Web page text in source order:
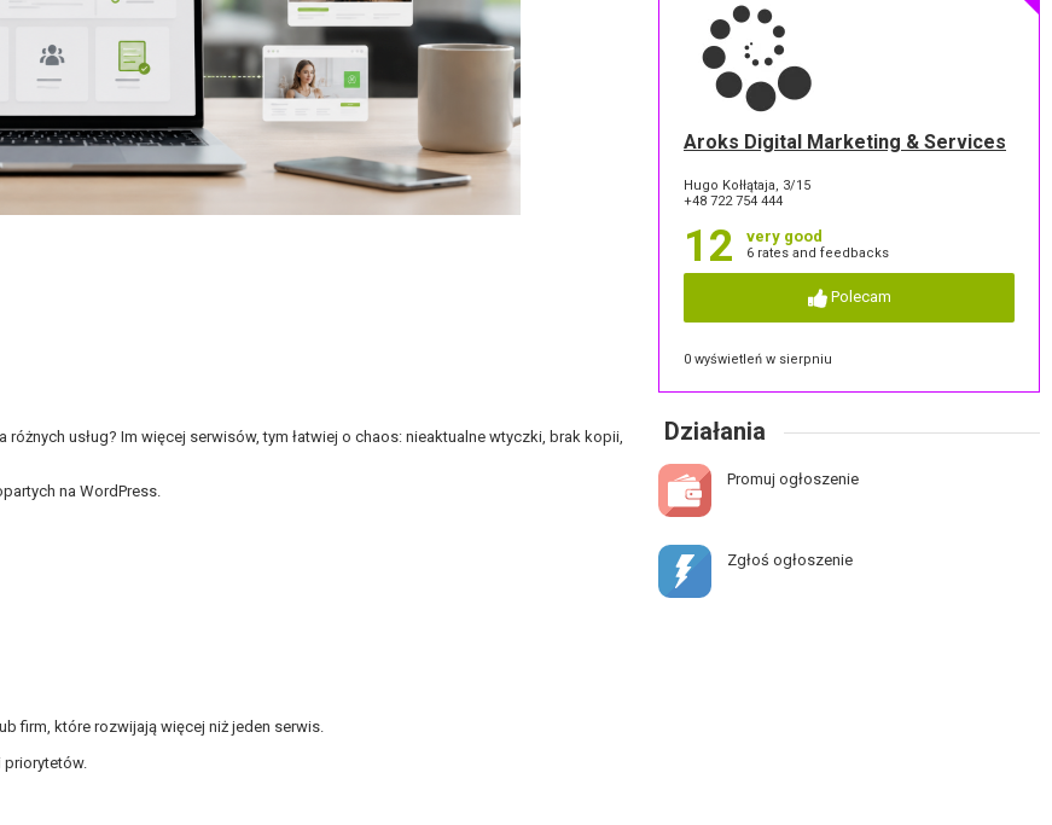
usług? Im więcej serwisów, tym łatwiej o chaos: nieaktualne wtyczki, brak kopii,
na WordPress.
firm, które rozwijają więcej niż jeden serwis.
priorytetów.
Aroks Digital Marketing & Services
Hugo Kołłątaja, 3/15
+48 722 754 444
12 very good
6 rates and feedbacks
Polecam
0 wyświetleń w sierpniu
Działania
Promuj ogłoszenie
Zgłoś ogłoszenie